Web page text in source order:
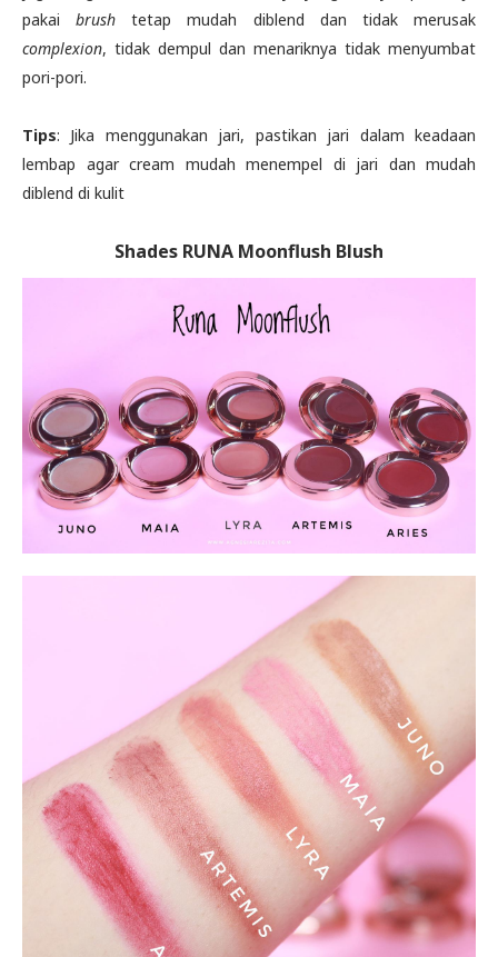
pakaibrush tetap mudah diblend dan tidak merusak
complexion, tidak dempul dan menariknya tidak menyumbat
pori-pori.
Tips: Jika menggunakan jari, pastikan jari dalam keadaan
lembap agar cream mudah menempel di jari dan mudah
diblend di kulit
Shades RUNA Moonflush Blush